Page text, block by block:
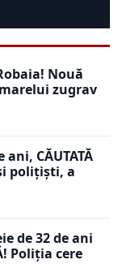
Nouă
zugrav
ani, CĂUTATĂ
polițiști, a
de 32 de ani
Poliția cere